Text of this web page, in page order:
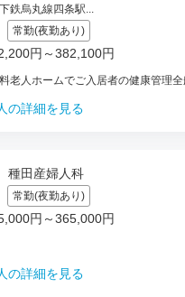
鉄烏丸線四条駅...
常勤(夜勤あり)
円～382,100円
老人ホームでご入居者の健康管理全
の詳細を見る
種田産婦人科
常勤(夜勤あり)
円～365,000円
の詳細を見る